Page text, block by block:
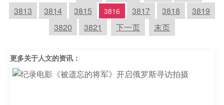
3813
3814 3815 3816 3817 3818
3819
3820
3821 下一页 末页
更多关于人文的资讯：